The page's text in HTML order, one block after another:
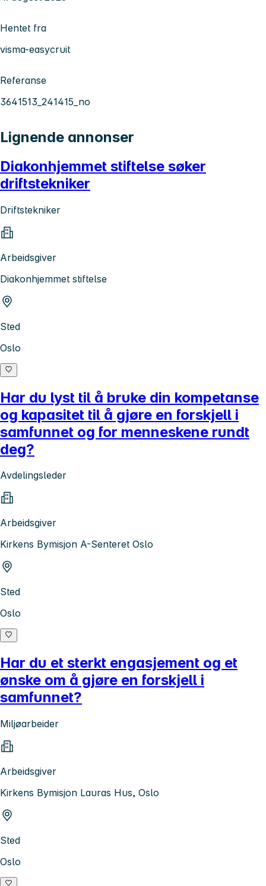
Hentet fra
visma-easycruit
Referanse
3641513_241415_no
Lignende annonser
Diakonhjemmet stiftelse søker
driftstekniker
Driftstekniker
Arbeidsgiver
Diakonhjemmet stiftelse
Sted
Oslo
Har du lyst til å bruke din kompetanse
og kapasitet til å gjøre en forskjell i
samfunnet og for menneskene rundt
deg?
Avdelingsleder
Arbeidsgiver
Kirkens Bymisjon A-Senteret Oslo
Sted
Oslo
Har du et sterkt engasjement og et
ønske om å gjøre en forskjell i
samfunnet?
Miljøarbeider
Arbeidsgiver
Kirkens Bymisjon Lauras Hus, Oslo
Sted
Oslo